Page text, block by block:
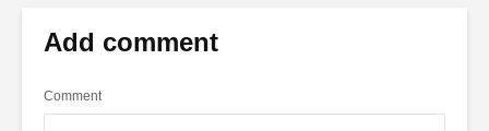
Add comment
Comment